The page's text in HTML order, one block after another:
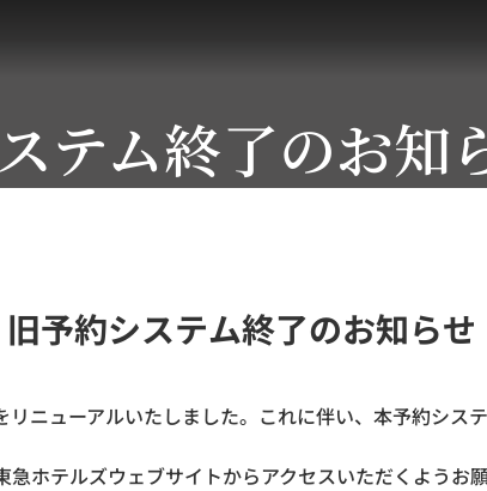
テム終了のお知
旧予約システム終了のお知らせ
ニューアルいたしました。これに伴い、本予約シス
ホテルズウェブサイトからアクセスいただくようお願